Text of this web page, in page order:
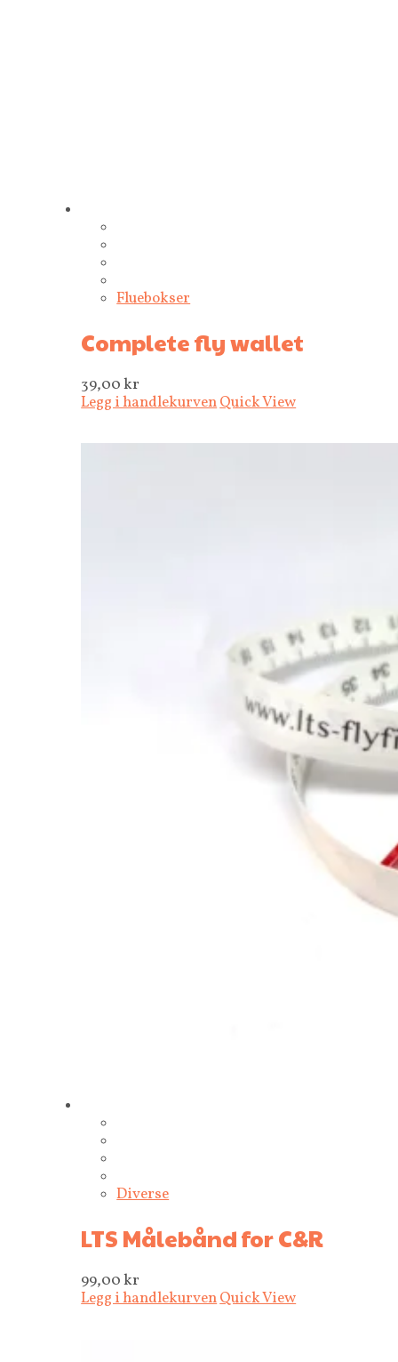
Fluebokser
Complete fly wallet
39,00kr
Legg i handlekurvenQuick View
Diverse
LTS Målebånd for C&R
99,00kr
Legg i handlekurvenQuick View